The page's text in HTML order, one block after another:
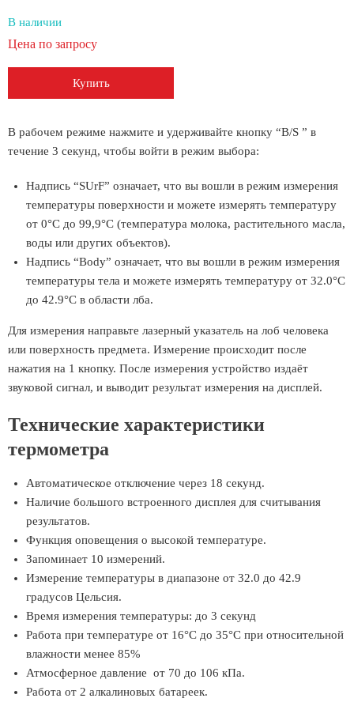
В наличии
Цена по запросу
Купить
В рабочем режиме нажмите и удерживайте кнопку “В/S ” в
течение 3 секунд, чтобы войти в режим выбора:
Надпись “SUrF” означает, что вы вошли в режим измерения
температуры поверхности и можете измерять температуру
от 0°С до 99,9°С (температура молока, растительного масла,
воды или других объектов).
Надпись “Body” означает, что вы вошли в режим измерения
температуры тела и можете измерять температуру от 32.0°С
до 42.9°С в области лба.
Для измерения направьте лазерный указатель на лоб человека
или поверхность предмета. Измерение происходит после
нажатия на 1 кнопку. После измерения устройство издаёт
звуковой сигнал, и выводит результат измерения на дисплей.
Технические характеристики
термометра
Автоматическое отключение через 18 секунд.
Наличие большого встроенного дисплея для считывания
результатов.
Функция оповещения о высокой температуре.
Запоминает 10 измерений.
Измерение температуры в диапазоне от 32.0 до 42.9
градусов Цельсия.
Время измерения температуры: до 3 секунд
Работа при температуре от 16°С до 35°С при относительной
влажности менее 85%
Атмосферное давление от 70 до 106 кПа.
Работа от 2 алкалиновых батареек.